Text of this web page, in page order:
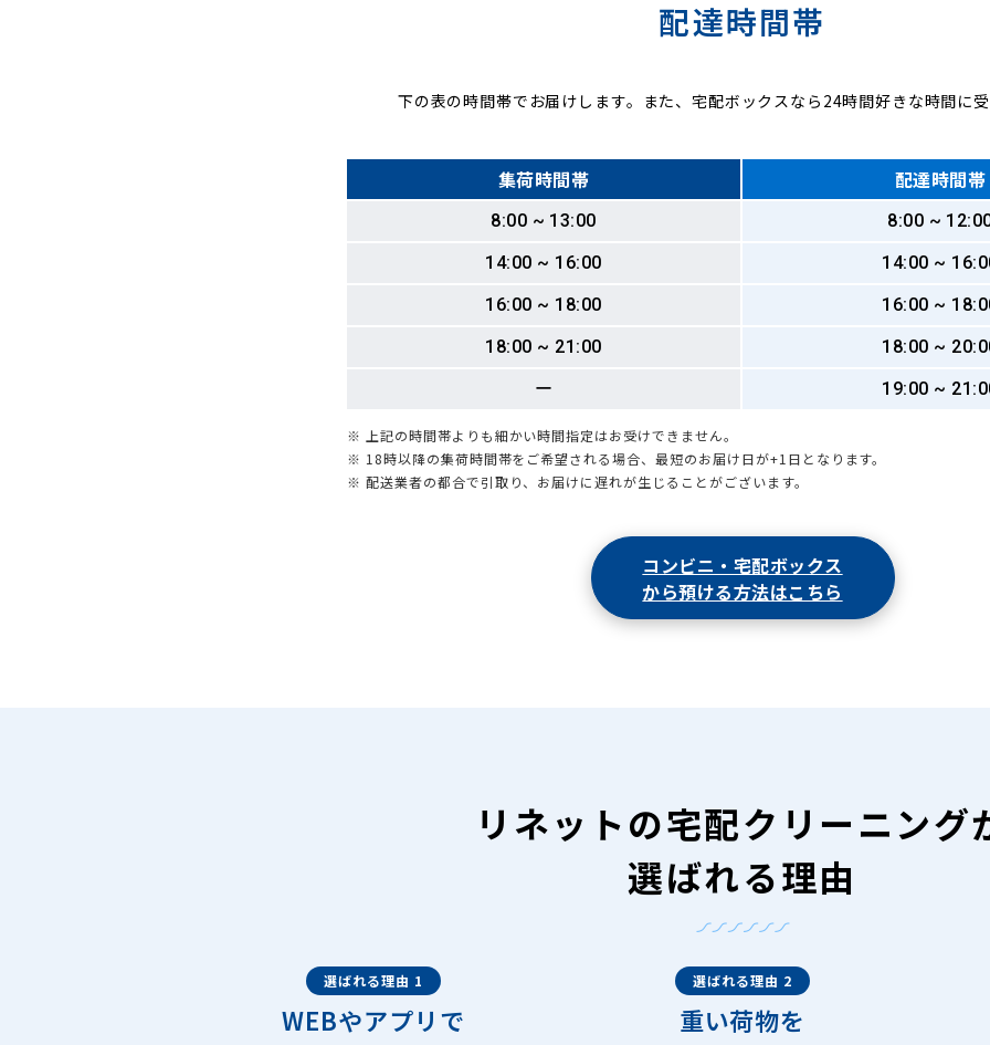
配達時間帯
下の表の時間帯でお届けします。また、宅配ボックスなら24時間好きな時間に受
集荷時間帯 配達時間帯
8:00 ~ 13:00
8:00 ~
14:00 ~ 16:00
14:00 ~
16:00 ~ 18:00
16:00 ~
18:00 ~ 21:00
18:00 ~
ー
19:00 ~
※ 上記の時間帯よりも細かい時間指定はお受けできません。
※ 18時以降の集荷時間帯をご希望される場合、最短のお届け日が+1日となります。
※ 配送業者の都合で引取り、お届けに遅れが生じることがございます。
コンビニ・宅配ボックス
から預ける方法はこちら
リネットの宅配クリーニング
選ばれる理由
選ばれる理由 1
WEBやアプリで
選ばれる理由 2
重い荷物を